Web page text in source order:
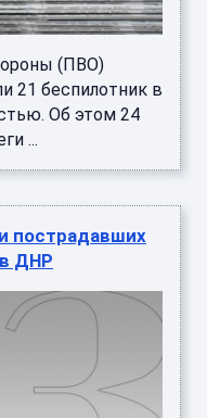
(ПВО)
21 беспилотник в
Об этом 24
...
пострадавших
в ДНР